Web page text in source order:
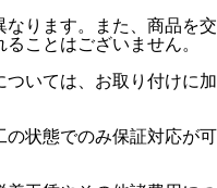
ります。また、商品を交
ことはございません。
いては、お取り付けに加
状態でのみ保証対応が可